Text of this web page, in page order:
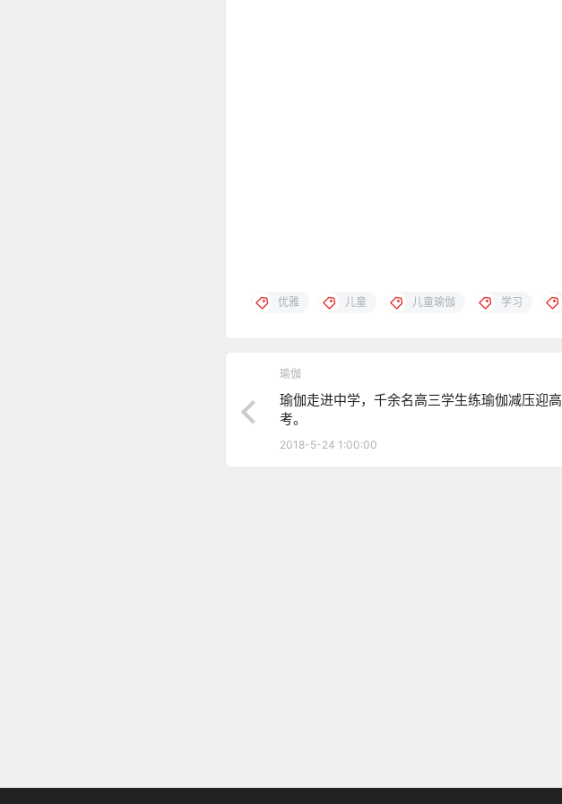
优雅 儿童 儿童瑜伽 学习
瑜伽
瑜伽走进中学，千余名高三学生练瑜伽减压迎高
考。
2018-5-24 1:00:00